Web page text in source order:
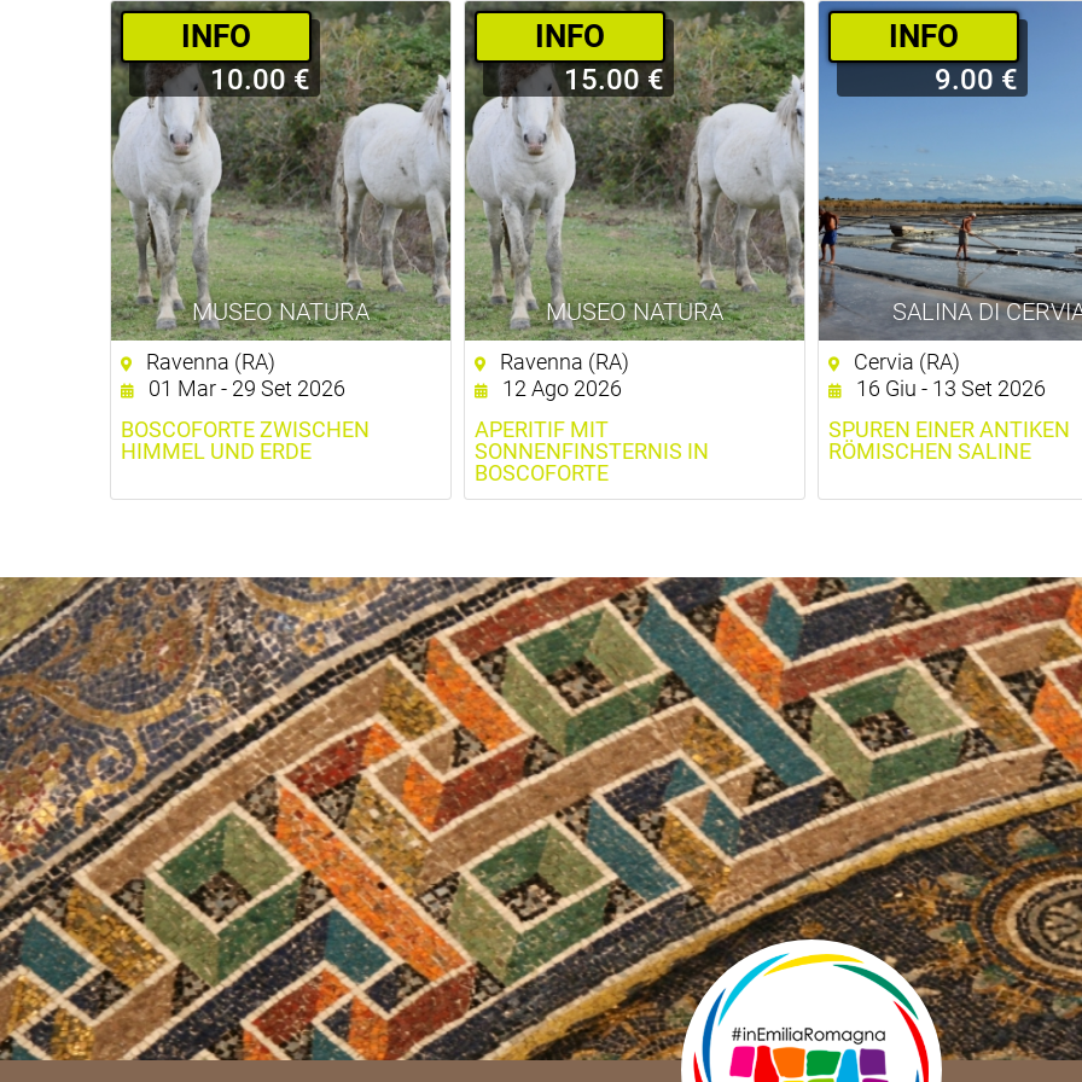
MUSEO NATURA
­INFO
10.00 €
Ravenna (RA)
01 Mar - 29 Set 2026
BOSCOFORTE ZWISCHEN
HIMMEL UND ERDE
MUSEO NATURA
­INFO
15.00 €
Ravenna (RA)
12 Ago 2026
APERITIF MIT
SONNENFINSTERNIS IN
BOSCOFORTE
SALINA DI
­INFO
9.00 €
Cervia (RA)
16 Giu - 13 Set 2026
SPUREN EINER ANTIKEN
RÖMISCHEN SALINE